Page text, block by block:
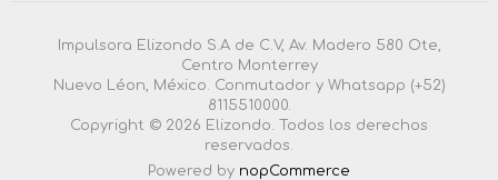
Impulsora Elizondo S.A de C.V, Av. Madero 580 Ote,
Centro Monterrey
Nuevo Léon, México. Conmutador y Whatsapp (+52)
8115510000.
Copyright © 2026 Elizondo. Todos los derechos
reservados.
Powered by nopCommerce